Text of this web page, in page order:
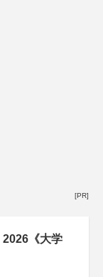
[PR]
《大学